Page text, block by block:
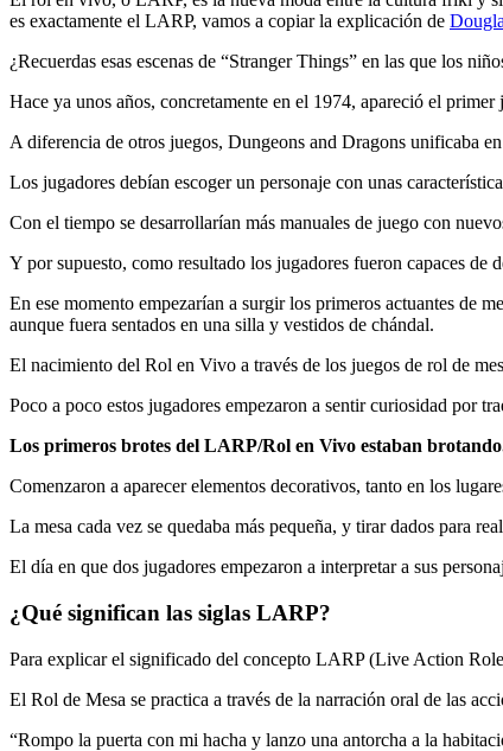
es exactamente el LARP, vamos a copiar la explicación de
¿Recuerdas esas escenas de “Stranger Things” en las que los
Hace ya unos años, concretamente en el 1974, apareció el
A diferencia de otros juegos, Dungeons and Dragons unificaba
Los jugadores debían escoger un personaje con unas
Con el tiempo se desarrollarían más manuales de juego con
Y por supuesto, como resultado los jugadores fueron capaces de
En ese momento empezarían a surgir los primeros actuantes de
aunque fuera sentados en una silla y vestidos de chándal.
El nacimiento del Rol en Vivo a través de los juegos de rol de
Poco a poco estos jugadores empezaron a sentir curiosidad por
Los primeros brotes del LARP/Rol en Vivo estaban
Comenzaron a aparecer elementos decorativos, tanto en los
La mesa cada vez se quedaba más pequeña, y tirar dados para
El día en que dos jugadores empezaron a interpretar a sus
¿Qué significan las siglas LARP?
Para explicar el significado del concepto LARP (Live Action
El Rol de Mesa se practica a través de la narración oral de las
“Rompo la puerta con mi hacha y lanzo una antorcha a la